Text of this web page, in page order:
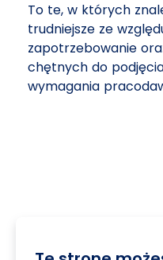
To te, w których
trudniejsze ze
zapotrzebowanie
chętnych do
wymagania